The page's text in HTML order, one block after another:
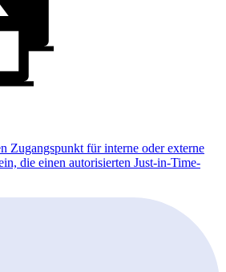
Zugangspunkt für interne oder externe
die einen autorisierten Just-in-Time-